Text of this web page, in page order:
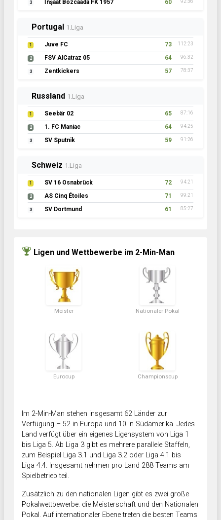
3 İnşaat Bozcaada FK 1957 60 92:36
Portugal 1.Liga
1 Juve FC 73 112:23
2 FSV AlCatraz 05 64 96:32
3 Zentkickers 57 78:37
Russland 1.Liga
1 Seebär 02 65 87:16
2 1. FC Maniac 64 94:25
3 SV Sputnik 59 91:26
Schweiz 1.Liga
1 SV 16 Osnabrück 72 94:21
2 AS Cinq Étoiles 71 99:21
3 SV Dortmund 61 85:27
Ligen und Wettbewerbe im 2-Min-Man
Meister Nationaler Pokal
Eurocup Championscup
Im 2-Min-Man stehen insgesamt 62 Länder zur
Verfügung – 52 in Europa und 10 in Südamerika. Jedes
Land verfügt über ein eigenes Ligensystem von Liga 1
bis Liga 5. Ab Liga 3 gibt es mehrere parallele Staffeln,
zum Beispiel Liga 3.1 und Liga 3.2 oder Liga 4.1 bis
Liga 4.4. Insgesamt nehmen pro Land 288 Teams am
Spielbetrieb teil.
Zusätzlich zu den nationalen Ligen gibt es zwei große
Pokalwettbewerbe: die Meisterschaft und den Nationalen
Pokal. Auf internationaler Ebene treten die besten Teams